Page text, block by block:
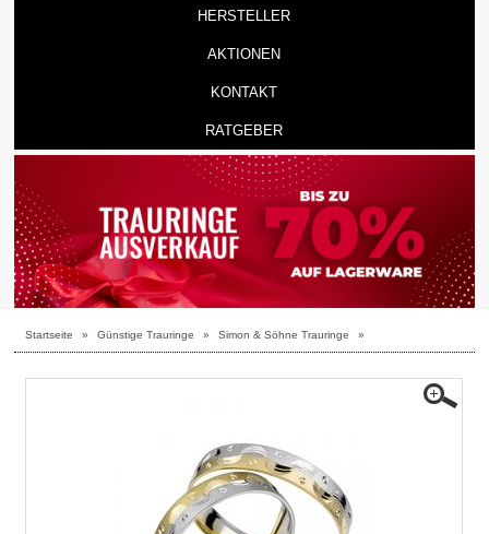
HERSTELLER
AKTIONEN
KONTAKT
RATGEBER
Startseite » Günstige Trauringe » Simon & Söhne Trauringe »